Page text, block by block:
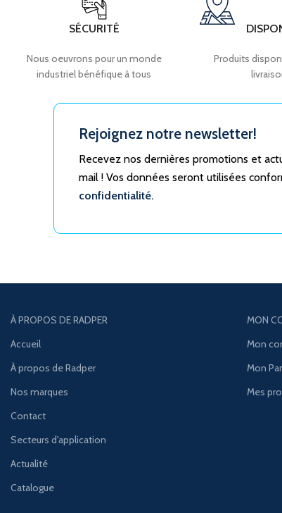
SÉCURITÉ
Nous oeuvrons pour un monde
industriel bénéfique à tous
Produits
Rejoignez notre newsletter!
Recevez nos dernières promotions et
mail ! Vos données seront utilisées
confidentialité.
À PROPOS DE RADPER
Accueil
À propos de Radper
Nos marques
Contact
Secteurs d'application
Actualité
Catalogue
MON
Mon
Mon
Mes